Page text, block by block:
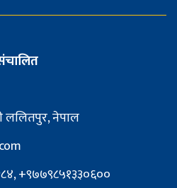
ललितपुर, नेपाल
+९७७९८५१३३०६००